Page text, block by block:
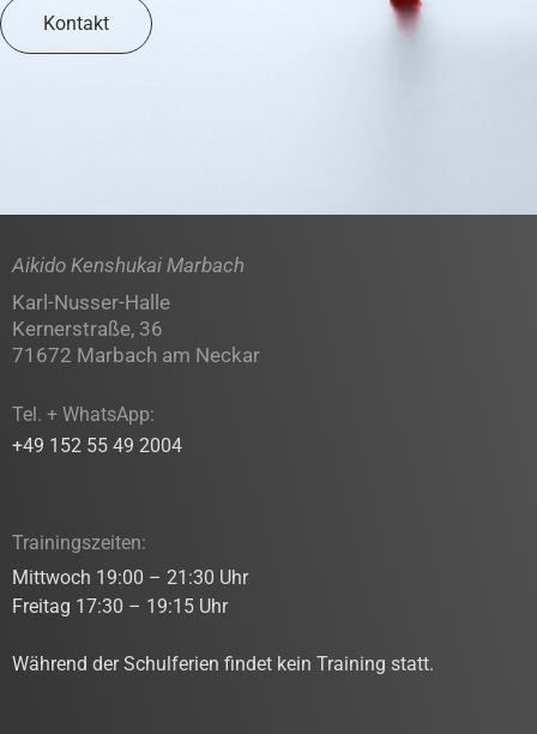
Kontakt
Aikido Kenshukai Marbach
Karl-Nusser-Halle
Kernerstraße, 36
71672 Marbach am Neckar
Tel. + WhatsApp:
+49 152 55 49 2004
Trainingszeiten:
Mittwoch 19:00 – 21:30 Uhr
Freitag 17:30 – 19:15 Uhr
Während der Schulferien findet kein Training statt.